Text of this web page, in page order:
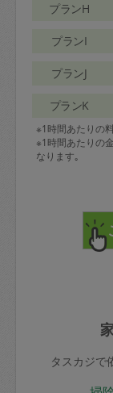
プランH
プランI
プランJ
プランK
※1時間あたりの
※1時間あたりの
なります｡
タスカジで